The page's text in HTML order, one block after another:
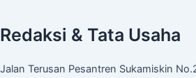
Redaksi & Tata Usaha
Jalan Terusan Pesantren Sukamiskin